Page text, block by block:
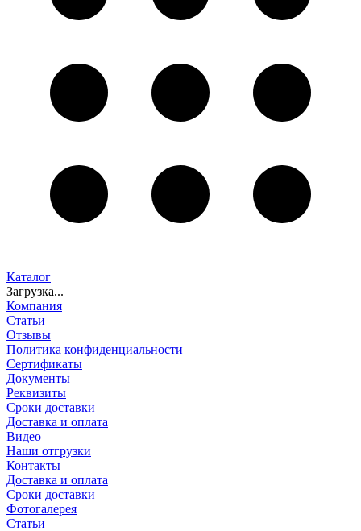
Каталог
Загрузка...
Компания
Статьи
Отзывы
Политика конфиденциальности
Сертификаты
Документы
Реквизиты
Сроки доставки
Доставка и оплата
Видео
Наши отгрузки
Контакты
Доставка и оплата
Сроки доставки
Фотогалерея
Статьи